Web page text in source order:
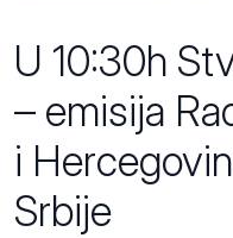
U 10:30h
– emisija
i
Srbije